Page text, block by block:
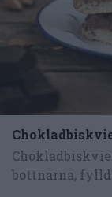
bottnarna,